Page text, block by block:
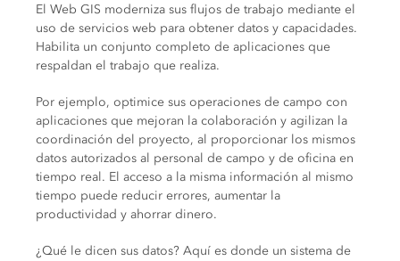
El Web GIS moderniza sus flujos de trabajo mediante el
uso de servicios web para obtener datos y capacidades.
Habilita un conjunto completo de aplicaciones que
respaldan el trabajo que realiza.
Por ejemplo, optimice sus operaciones de campo con
aplicaciones que mejoran la colaboración y agilizan la
coordinación del proyecto, al proporcionar los mismos
datos autorizados al personal de campo y de oficina en
tiempo real. El acceso a la misma información al mismo
tiempo puede reducir errores, aumentar la
productividad y ahorrar dinero.
¿Qué le dicen sus datos? Aquí es donde un sistema de